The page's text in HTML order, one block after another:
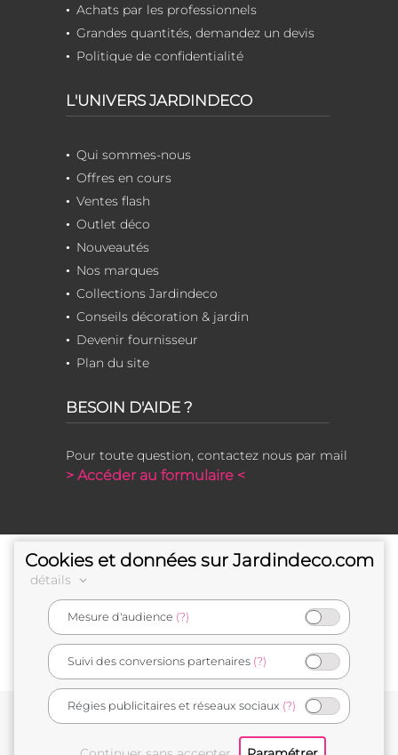
Achats par les professionnels
Grandes quantités, demandez un devis
Politique de confidentialité
L'UNIVERS JARDINDECO
Qui sommes-nous
Offres en cours
Ventes flash
Outlet déco
Nouveautés
Nos marques
Collections Jardindeco
Conseils décoration & jardin
Devenir fournisseur
Plan du site
BESOIN D'AIDE ?
Pour toute question, contactez nous par mail
> Accéder au formulaire <
e-commerçant français
Cookies et données sur Jardindeco.com
détails
Mesure d'audience (?)
Suivi des conversions partenaires (?)
Régies publicitaires et réseaux sociaux (?)